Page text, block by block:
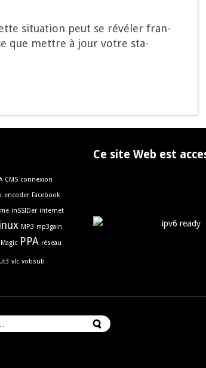
situa­tion peut se révé­ler fran­
que mettre à jour votre sta­
CMS connexion
encoder Facebook
inSSIDer internet
linux MP3 mp3gain
PPA réseau
ut3 vlc vobsub
Ce site Web est